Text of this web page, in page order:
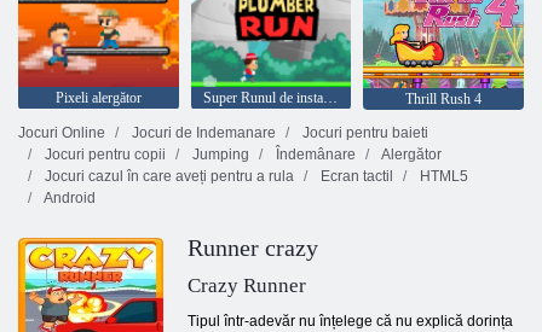
Pixeli alergător Super Runul de instalatori
Thrill Rush 4
Jocuri Online
Jocuri de Indemanare
Jocuri pentru baieti
Jocuri pentru copii
Jumping Îndemânare
Alergător
Jocuri cazul în care aveți pentru a rula
Ecran tactil
HTML5
Android
Runner crazy
Crazy Runner
Tipul într-adevăr nu înțelege că nu explică dorința